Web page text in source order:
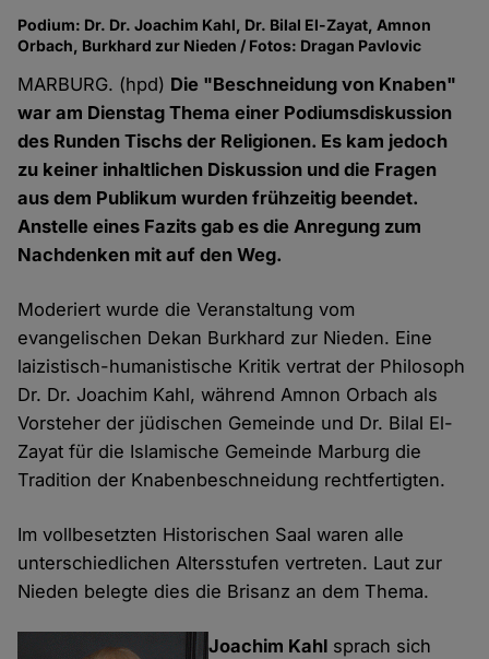
Podium: Dr. Dr. Joachim Kahl, Dr. Bilal El-Zayat, Amnon
Orbach, Burkhard zur Nieden / Fotos: Dragan Pavlovic
MARBURG. (hpd) Die "Beschneidung von Knaben"
war am Dienstag Thema einer Podiumsdiskussion
des Runden Tischs der Religionen. Es kam jedoch
zu keiner inhaltlichen Diskussion und die Fragen
aus dem Publikum wurden frühzeitig beendet.
Anstelle eines Fazits gab es die Anregung zum
Nachdenken mit auf den Weg.
Moderiert wurde die Veranstaltung vom
evangelischen Dekan Burkhard zur Nieden. Eine
laizistisch-humanistische Kritik vertrat der Philosoph
Dr. Dr. Joachim Kahl, während Amnon Orbach als
Vorsteher der jüdischen Gemeinde und Dr. Bilal El-
Zayat für die Islamische Gemeinde Marburg die
Tradition der Knabenbeschneidung rechtfertigten.
Im vollbesetzten Historischen Saal waren alle
unterschiedlichen Altersstufen vertreten. Laut zur
Nieden belegte dies die Brisanz an dem Thema.
Joachim Kahl sprach sich